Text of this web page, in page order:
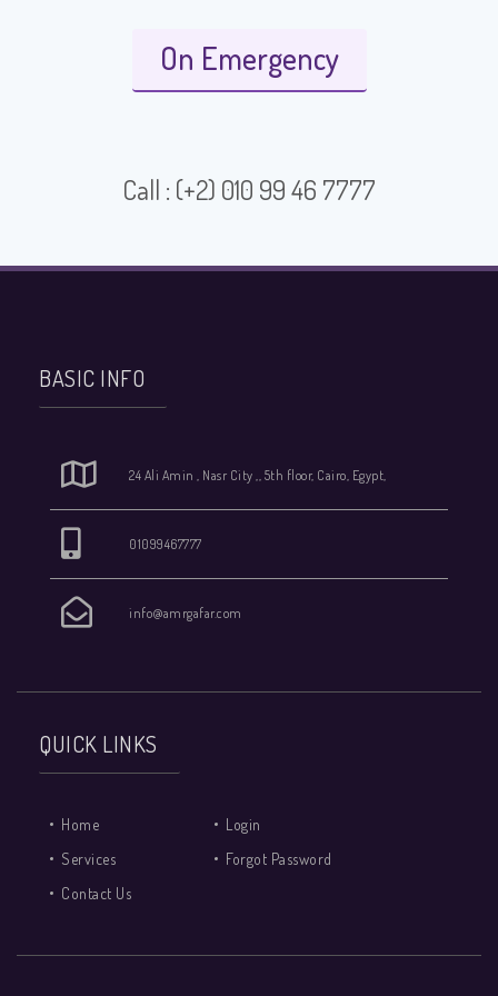
On Emergency
Call : (+2) 010 99 46 7777
BASIC INFO
24 Ali Amin , Nasr City ,, 5th floor, Cairo, Egypt,
01099467777
info@amrgafar.com
QUICK LINKS
Home
Services
Contact Us
Login
Forgot Password